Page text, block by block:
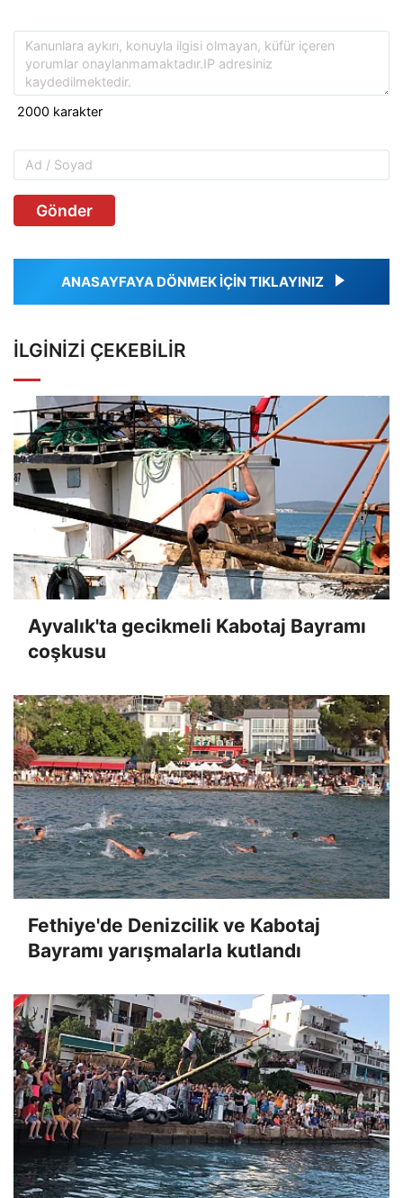
Gönder
ANASAYFAYA DÖNMEK İÇİN TIKLAYINIZ
İLGINIZI ÇEKEBILIR
Ayvalık'ta gecikmeli Kabotaj Bayramı
coşkusu
Fethiye'de Denizcilik ve Kabotaj
Bayramı yarışmalarla kutlandı